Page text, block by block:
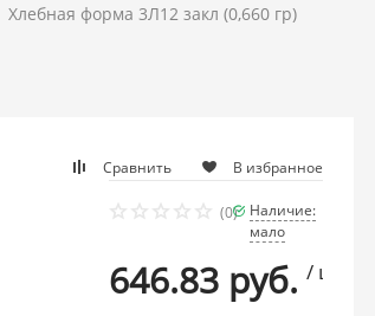
Хлебная форма 3Л12 закл (0,660 гр)
Сравнить В избранное
(0)
Наличие:
мало
646.83 руб. / шт.